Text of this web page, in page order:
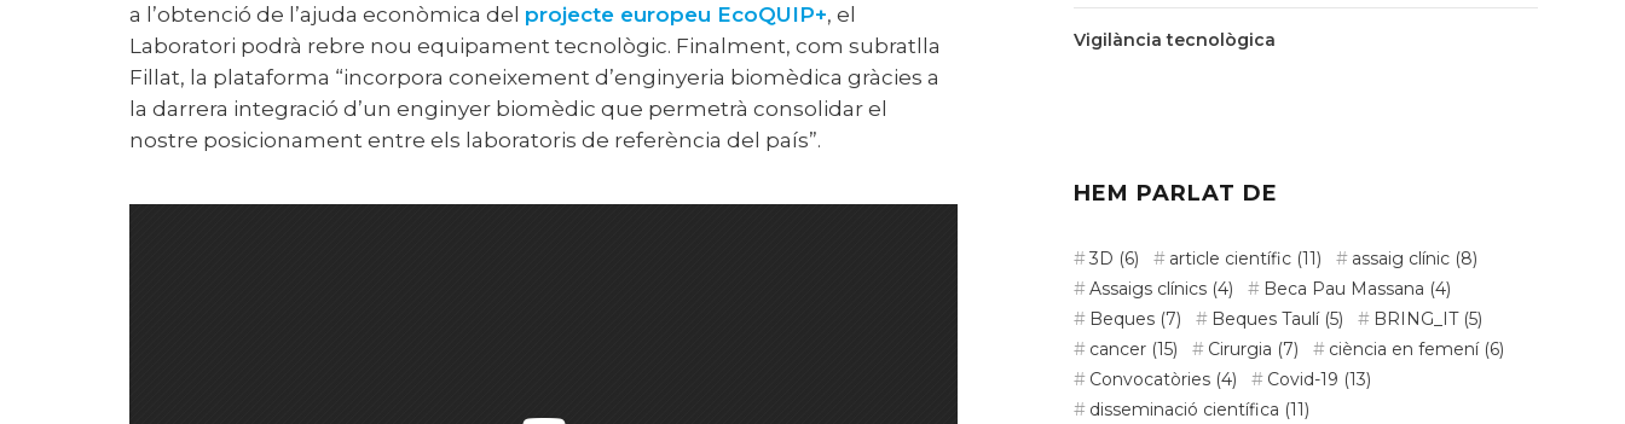
a l’obtenció de l’ajuda econòmica del projecte europeu EcoQUIP+, el
Laboratori podrà rebre nou equipament tecnològic. Finalment, com subratlla
Fillat, la plataforma “incorpora coneixement d’enginyeria biomèdica gràcies a
la darrera integració d’un enginyer biomèdic que permetrà consolidar el
nostre posicionament entre els laboratoris de referència del país”.
Vigilància tecnològica
HEM PARLAT DE
3D (6) article científic (11) assaig clínic (8)
Assaigs clínics (4) Beca Pau Massana (4)
Beques (7) Beques Taulí(5) BRING_IT(5)
cancer (15) Cirurgia (7) ciència en femení(6)
Convocatòries (4) Covid-19 (13)
disseminació científica (11)